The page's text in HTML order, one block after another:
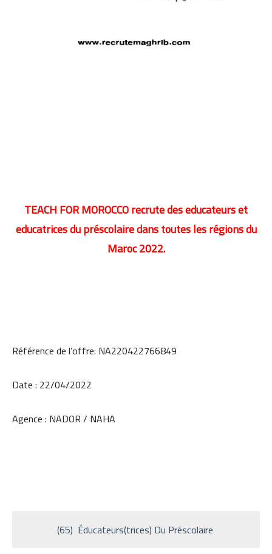
TEACH FOR MOROCCOrecrute des educateurs et
educatrices du préscolaire dans toutes les régions du
Maroc 2022.
Référence de l’offre: NA220422766849
Date : 22/04/2022
Agence : NADOR / NAHA
(65) Éducateurs(trices) Du Préscolaire